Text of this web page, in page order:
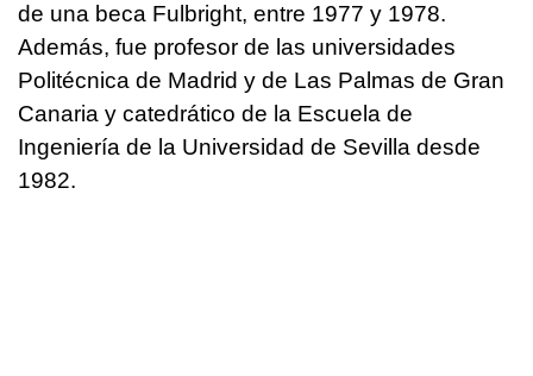
de una beca Fulbright, entre 1977 y 1978.
Además, fue profesor de las universidades
Politécnica de Madrid y de Las Palmas de Gran
Canaria y catedrático de la Escuela de
Ingeniería de la Universidad de Sevilla desde
1982.